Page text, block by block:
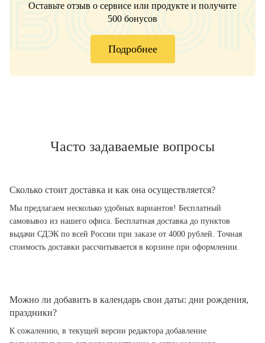
Оставьте отзыв о сервисе или продукте и получите
500 бонусов
Подробнее
Часто задаваемые вопросы
Сколько стоит доставка и как она осуществляется?
Мы предлагаем несколько удобных вариантов! Бесплатный
самовывоз из нашего офиса. Бесплатная доставка до пунктов
выдачи СДЭК по всей России при заказе от 4000 рублей. Точная
стоимость доставки рассчитывается в корзине при оформлении.
Можно ли добавить в календарь свои даты: дни рождения,
праздники?
К сожалению, в текущей версии редактора добавление